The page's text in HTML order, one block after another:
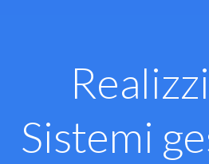
Sistemi